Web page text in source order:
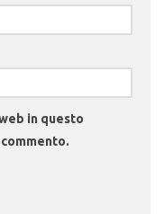
in questo